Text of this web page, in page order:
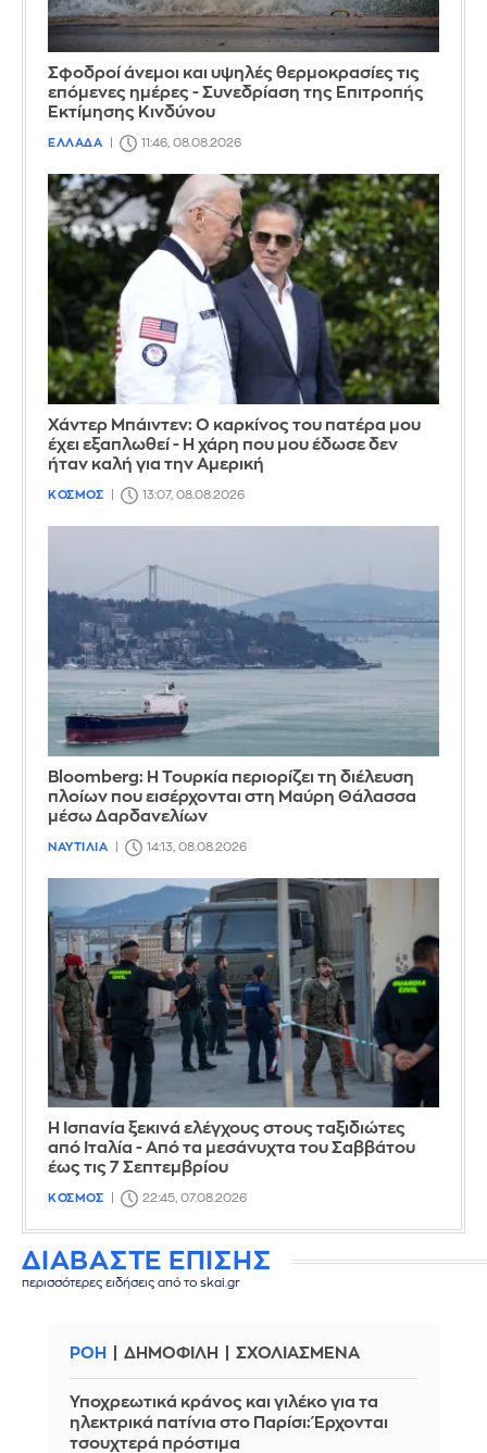
Σφοδροί άνεμοι και υψηλές θερμοκρασίες τις
επόμενες ημέρες - Συνεδρίαση της Επιτροπής
Εκτίμησης Κινδύνου
ΕΛΛΑΔΑ 11:46, 08.08.2026
Χάντερ Μπάιντεν: Ο καρκίνος του πατέρα μου
έχει εξαπλωθεί - Η χάρη που μου έδωσε δεν
ήταν καλή για την Αμερική
ΚΟΣΜΟΣ 13:07, 08.08.2026
Bloomberg: Η Τουρκία περιορίζει τη διέλευση
πλοίων που εισέρχονται στη Μαύρη Θάλασσα
μέσω Δαρδανελίων
ΝΑΥΤΙΛΙΑ 14:13, 08.08.2026
Η Ισπανία ξεκινά ελέγχους στους ταξιδιώτες
από Ιταλία - Από τα μεσάνυχτα του Σαββάτου
έως τις 7 Σεπτεμβρίου
ΚΟΣΜΟΣ 22:45, 07.08.2026
ΔΙΑΒΑΣΤΕ ΕΠΙΣΗΣ
περισσότερες ειδήσεις από το skai.gr
ΡΟΗ ΔΗΜΟΦΙΛΗ ΣΧΟΛΙΑΣΜΕΝΑ
Υποχρεωτικά κράνος και γιλέκο για τα
ηλεκτρικά πατίνια στο Παρίσι: Έρχονται
τσουχτερά πρόστιμα